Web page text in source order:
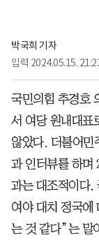
박국희 기자
입력 2024.05.15.
국민의힘 추경호
서 여당 원내대표
않았다. 더불어민
과 인터뷰를 하며
과는 대조적이다.
여야 대치 정국에
는 것 같다”는 말